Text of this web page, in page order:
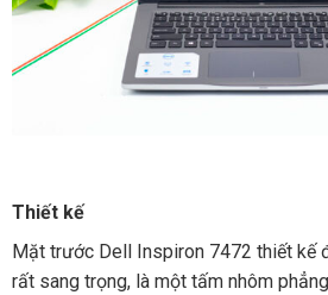
Thiết kế
Mặt trước Dell Inspiron 7472 thiết kế
rất sang trọng, là một tấm nhôm